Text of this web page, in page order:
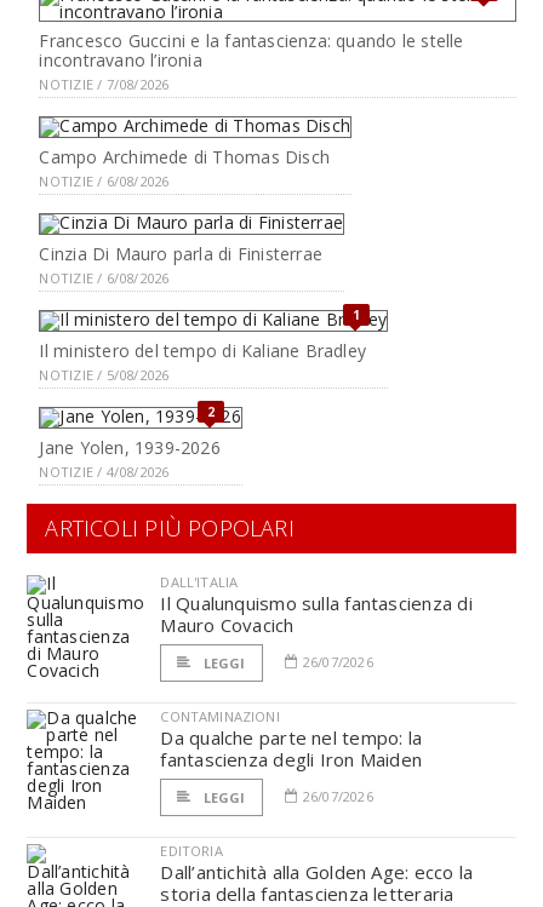
Francesco Guccini e la fantascienza: quando le stelle
incontravano l’ironia
NOTIZIE / 7/08/2026
Campo Archimede di Thomas Disch
NOTIZIE / 6/08/2026
Cinzia Di Mauro parla di Finisterrae
NOTIZIE / 6/08/2026
1
Il ministero del tempo di Kaliane Bradley
NOTIZIE / 5/08/2026
2
Jane Yolen, 1939-2026
NOTIZIE / 4/08/2026
ARTICOLI PIÙ POPOLARI
DALL'ITALIA
Il Qualunquismo sulla fantascienza di
Mauro Covacich
LEGGI 26/07/2026
CONTAMINAZIONI
Da qualche parte nel tempo: la
fantascienza degli Iron Maiden
LEGGI 26/07/2026
EDITORIA
Dall’antichità alla Golden Age: ecco la
storia della fantascienza letteraria